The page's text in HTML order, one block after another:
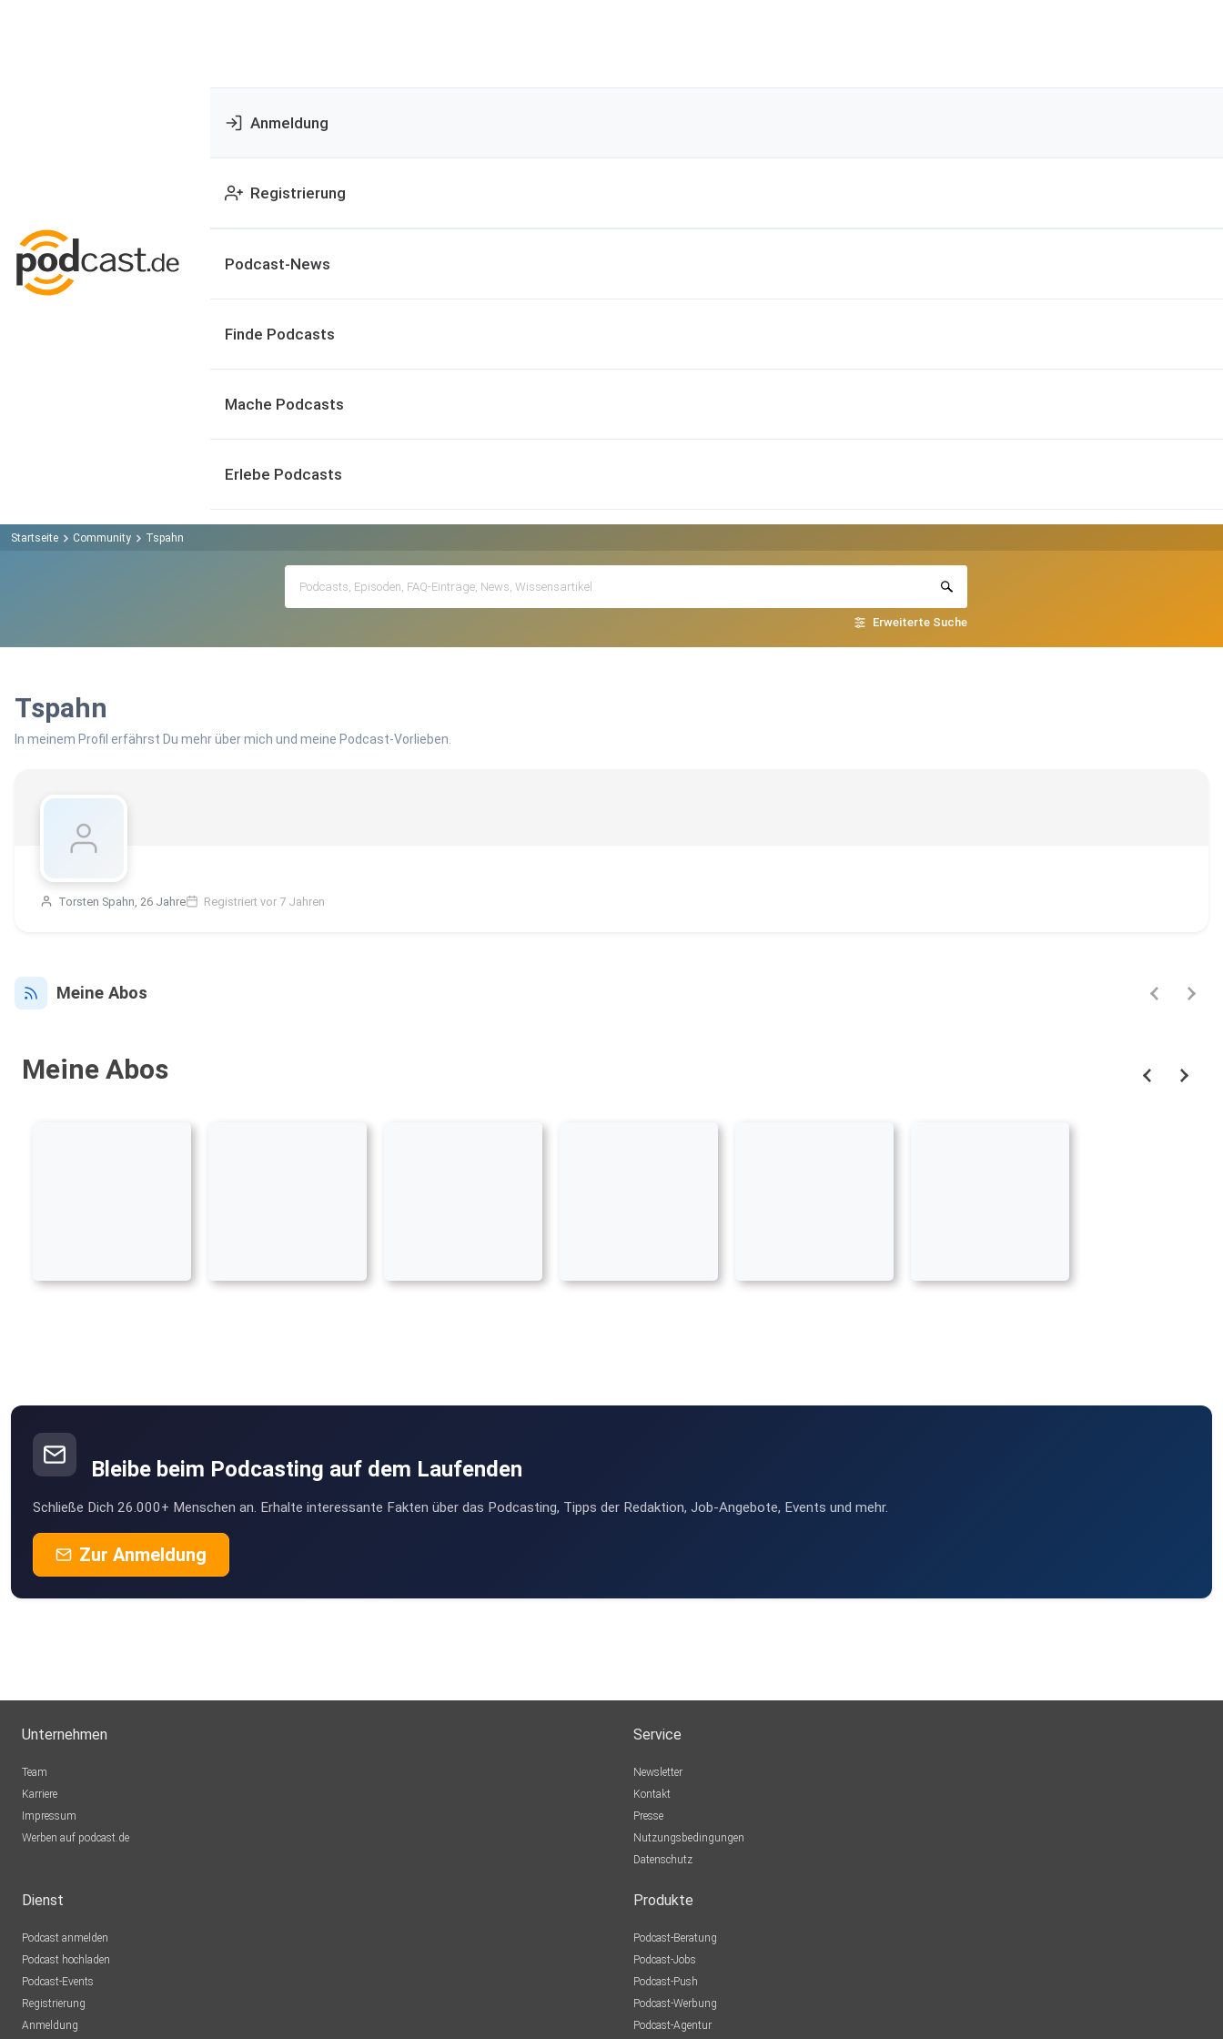
Anmeldung
Registrierung
Podcast-News
Finde Podcasts
Mache Podcasts
Erlebe Podcasts
Startseite Community Tspahn
Erweiterte Suche
Tspahn
In meinem Profil erfährst Du mehr über mich und meine Podcast-Vorlieben.
Torsten Spahn, 26 Jahre Registriert vor 7 Jahren
Meine Abos
Meine Abos
Bleibe beim Podcasting auf dem Laufenden
Schließe Dich 26.000+ Menschen an. Erhalte interessante Fakten über das Podcasting, Tipps der Redaktion, Job-Angebote, Events und mehr.
Zur Anmeldung
Unternehmen
Team
Karriere
Impressum
Werben auf podcast.de
Service
Newsletter
Kontakt
Presse
Nutzungsbedingungen
Datenschutz
Dienst
Podcast anmelden
Podcast hochladen
Podcast-Events
Registrierung
Anmeldung
Produkte
Podcast-Beratung
Podcast-Jobs
Podcast-Push
Podcast-Werbung
Podcast-Agentur